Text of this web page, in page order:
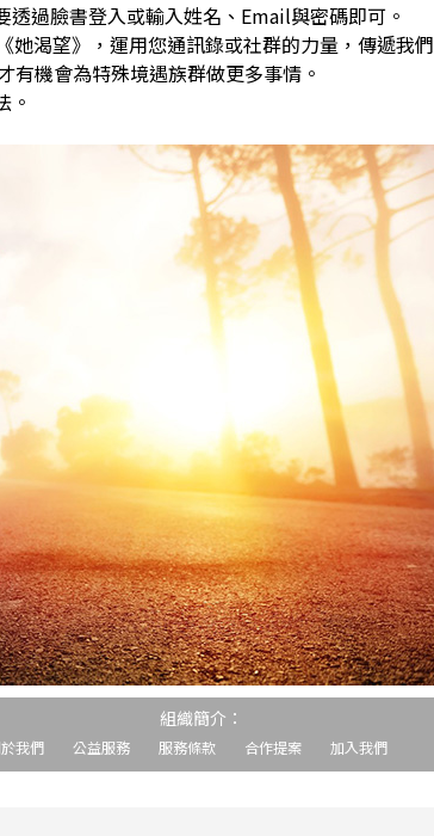
過臉書登入或輸入姓名、Email與密碼即可。
她渴望》，運用您通訊錄或社群的力量，傳遞我們
機會為特殊境遇族群做更多事情。
。
組織簡介：
我們 公益服務 服務條款 合作提案 加入我們